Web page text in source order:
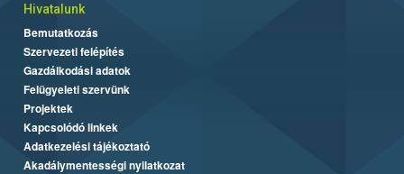
Hivatalunk
Bemutatkozás
Szervezeti felépítés
Gazdálkodási adatok
Felügyeleti szervünk
Projektek
Kapcsolódó linkek
Adatkezelési tájékoztató
Akadálymentességi nyilatkozat